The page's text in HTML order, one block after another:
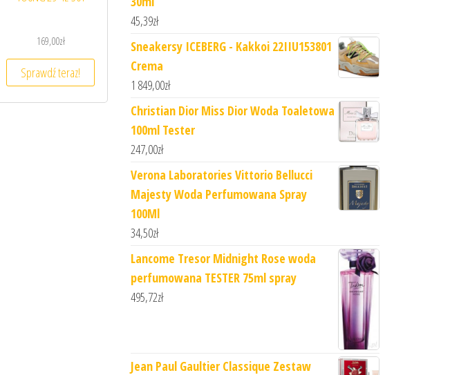
169,00zł
Sprawdź teraz!
45,39zł
Sneakersy ICEBERG - Kakkoi 22IIU153801
Crema
1 849,00zł
Christian Dior Miss Dior Woda Toaletowa
100ml Tester
247,00zł
Verona Laboratories Vittorio Bellucci
Majesty Woda Perfumowana Spray
100Ml
34,50zł
Lancome Tresor Midnight Rose woda
perfumowana TESTER 75ml spray
495,72zł
Jean Paul Gaultier Classique Zestaw